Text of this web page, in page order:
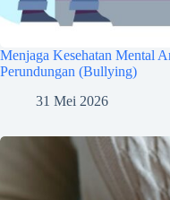
Menjaga Kesehatan Mental
Perundungan (Bullying)
31 Mei 2026